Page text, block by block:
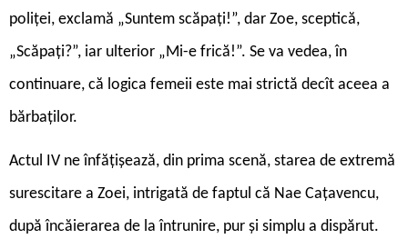
poliței, exclamă „Suntem scăpați!”, dar Zoe, sceptică,
„Scăpați?”, iar ulterior „Mi-e frică!”. Se va vedea, în
continuare, că logica femeii este mai strictă decît aceea a
bărbaților.
Actul IV ne înfățișează, din prima scenă, starea de extremă
surescitare a Zoei, intrigată de faptul că Nae Cațavencu,
după încăierarea de la întrunire, pur și simplu a dispărut.